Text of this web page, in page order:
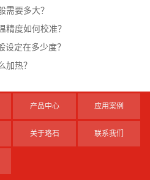
需要多大？
精度如何校准？
设定在多少度？
加热？
产品中心 应用案例
关于珞石 联系我们